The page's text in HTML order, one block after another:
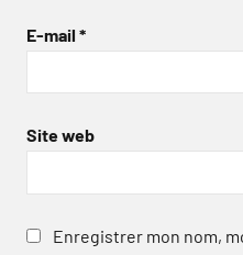
E-mail *
Site web
Enregistrer mon nom,